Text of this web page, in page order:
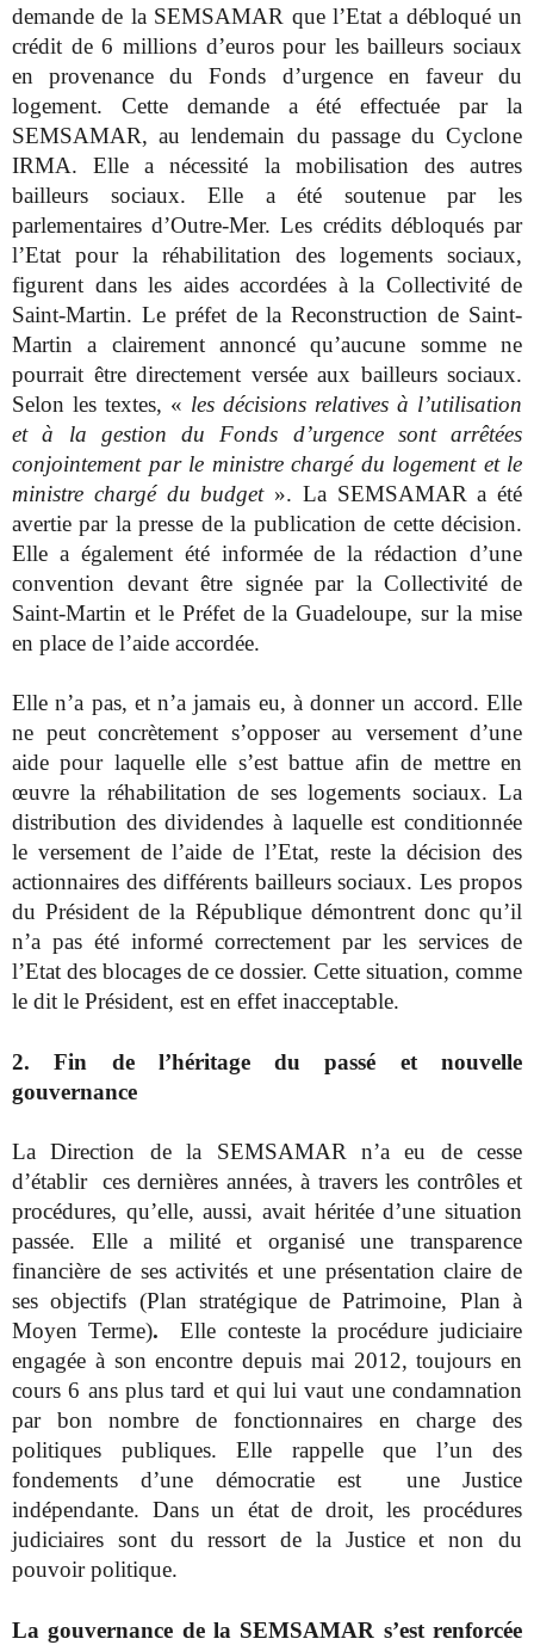
demande de la SEMSAMAR que l’Etat a débloqué un
crédit de 6 millions d’euros pour les bailleurs sociaux
en provenance du Fonds d’urgence en faveur du
logement. Cette demande a été effectuée par la
SEMSAMAR, au lendemain du passage du Cyclone
IRMA. Elle a nécessité la mobilisation des autres
bailleurs sociaux. Elle a été soutenue par les
parlementaires d’Outre-Mer. Les crédits débloqués par
l’Etat pour la réhabilitation des logements sociaux,
figurent dans les aides accordées à la Collectivité de
Saint-Martin. Le préfet de la Reconstruction de Saint-
Martin a clairement annoncé qu’aucune somme ne
pourrait être directement versée aux bailleurs sociaux.
Selon les textes, « les décisions relatives à l’utilisation
et à la gestion du Fonds d’urgence sont arrêtées
conjointement par le ministre chargé du logement et le
ministre chargé du budget ». La SEMSAMAR a été
avertie par la presse de la publication de cette décision.
Elle a également été informée de la rédaction d’une
convention devant être signée par la Collectivité de
Saint-Martin et le Préfet de la Guadeloupe, sur la mise
en place de l’aide accordée.
Elle n’a pas, et n’a jamais eu, à donner un accord. Elle
ne peut concrètement s’opposer au versement d’une
aide pour laquelle elle s’est battue afin de mettre en
œuvre la réhabilitation de ses logements sociaux. La
distribution des dividendes à laquelle est conditionnée
le versement de l’aide de l’Etat, reste la décision des
actionnaires des différents bailleurs sociaux. Les propos
du Président de la République démontrent donc qu’il
n’a pas été informé correctement par les services de
l’Etat des blocages de ce dossier. Cette situation, comme
le dit le Président, est en effet inacceptable.
2. Fin de l’héritage du passé et nouvelle
gouvernance
La Direction de la SEMSAMAR n’a eu de cesse
d’établir
ces dernières années, à travers les contrôles et
procédures, qu’elle, aussi, avait héritée d’une situation
passée. Elle a milité et organisé une transparence
financière de ses activités et une présentation claire de
ses objectifs (Plan stratégique de Patrimoine, Plan à
Moyen Terme). Elle conteste la procédure judiciaire
engagée à son encontre depuis mai 2012, toujours en
cours 6 ans plus tard et qui lui vaut une condamnation
par bon nombre de fonctionnaires en charge des
politiques publiques. Elle rappelle que l’un des
fondements d’une démocratie est
une Justice
indépendante. Dans un état de droit, les procédures
judiciaires sont du ressort de la Justice et non du
pouvoir politique.
La gouvernance de la SEMSAMAR s’est renforcée